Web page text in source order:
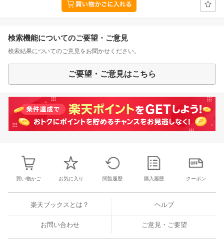
検索機能についてのご要望・ご意見
検索結果についてのご意見をお聞かせください。
ご要望・ご意見はこちら
買い物かご お気に入り 閲覧履歴 購入履歴 クーポン
楽天ブックスとは？ ヘルプ
お問い合わせ ご意見・ご要望